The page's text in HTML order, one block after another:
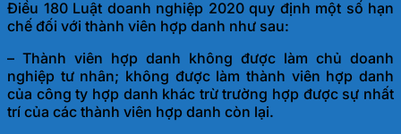
Điều 180 Luật doanh nghiệp 2020 quy định một số hạn
chế đối với thành viên hợp danh như sau:
– Thành viên hợp danh không được làm chủ doanh
nghiệp tư nhân; không được làm thành viên hợp danh
của công ty hợp danh khác trừ trường hợp được sự nhất
trí của các thành viên hợp danh còn lại.